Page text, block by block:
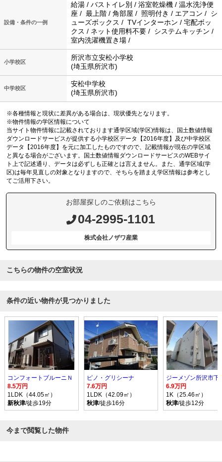
設備・条件の一例
給湯 / バストイレ別 / 浴室乾燥機 / 温水洗浄便
座 / 最上階 / 角部屋 / 照明付き / エアコン / シ
ューズボックス / TVインターホン / 宅配ボッ
クス / ネット使用料不要 / システムキッチン /
室内洗濯機置き場 /
小学校区
所沢市立安松小学校
(埼玉県所沢市)
中学校区
安松中学校
(埼玉県所沢市)
※各種情報と現状に差異がある場合は、現状優先となります。
※物件情報の学区情報について
当サイト物件情報に記載されております通学区域(学区)情報は、国土数値情報
ダウンロードサービスが提供する小学校区データ【2016年度】及び中学校区
データ【2016年度】を元に加工したものですので、記載情報が現在の学区域
と異なる場合がございます。国土数値情報ダウンロードサービスのWEBサイ
ト上で記述通り、データは必ずしも正確とは言えません。また、通学区域(学
区)は毎年見直しの対象となりますので、そちらを踏まえ学区情報は参考とし
てご活用下さい。
お部屋探しのご依頼はこちら
04-2995-1101
株式会社ノザワ産業
こちらの物件の空室状況
条件の近い物件が見つかりました
コンフォートブルーニＮ
8.5万円
1LDK（44.05㎡）
新秋津/徒歩19分
ピノ・グリシーナ
7.6万円
1LDK（42.09㎡）
秋津/徒歩16分
6.9万円
1K（25.46㎡）
秋津/徒歩12分
今まで閲覧した物件